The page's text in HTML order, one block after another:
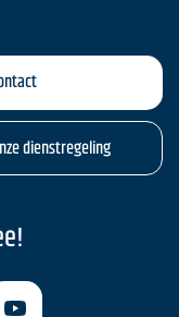
dienstregeling